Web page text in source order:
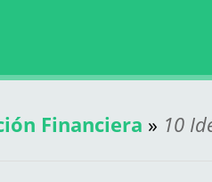
Financiera » 10